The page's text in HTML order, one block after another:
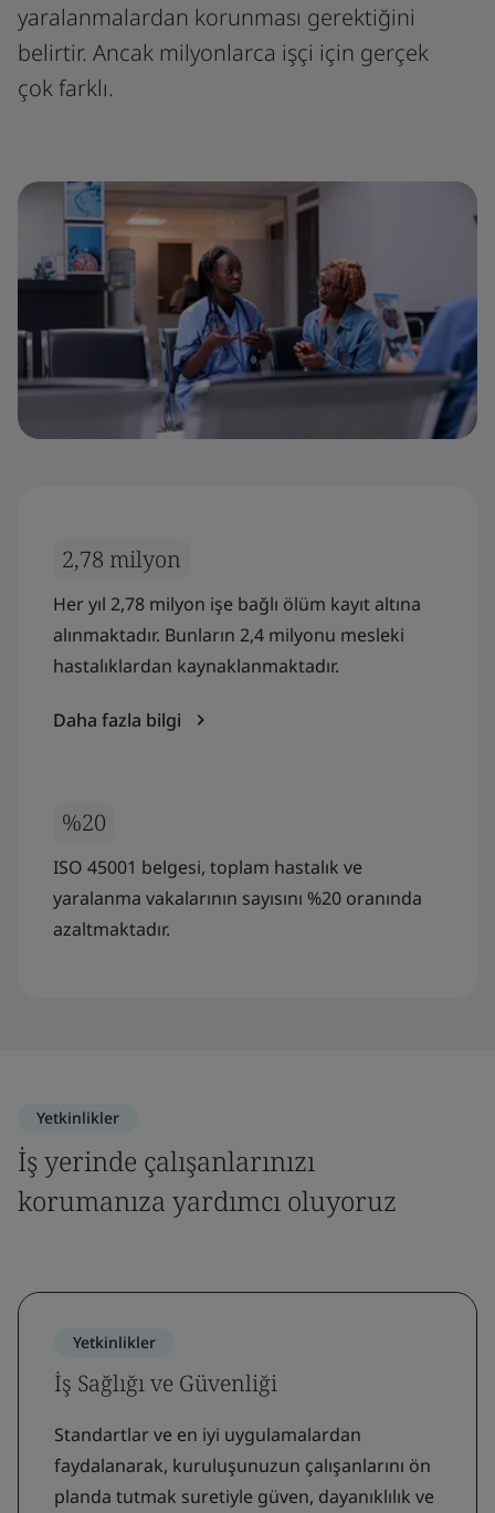
yaralanmalardan korunması gerektiğini
belirtir. Ancak milyonlarca işçi için gerçek
çok farklı.
2,78 milyon
Her yıl 2,78 milyon işe bağlı ölüm kayıt altına
alınmaktadır. Bunların 2,4 milyonu mesleki
hastalıklardan kaynaklanmaktadır.
Daha fazla bilgi
%20
ISO 45001 belgesi, toplam hastalık ve
yaralanma vakalarının sayısını %20 oranında
azaltmaktadır.
Yetkinlikler
İş yerinde çalışanlarınızı
korumanıza yardımcı oluyoruz
Yetkinlikler
İş Sağlığı ve Güvenliği
Standartlar ve en iyi uygulamalardan
faydalanarak, kuruluşunuzun çalışanlarını ön
planda tutmak suretiyle güven, dayanıklılık ve